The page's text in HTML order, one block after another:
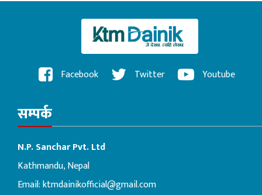
Facebook Twitter Youtube
सम्पर्क
N.P. Sanchar Pvt. Ltd
Kathmandu, Nepal
Email:ktmdainikofficial@gmail.com